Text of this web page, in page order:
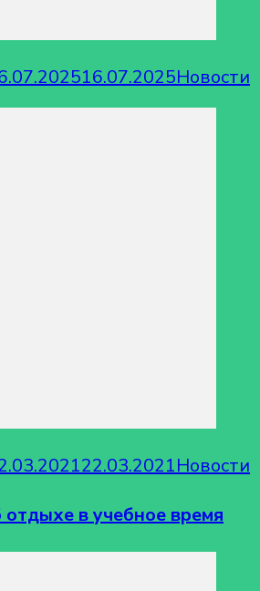
16.07.2025Новости
22.03.2021Новости
в учебное время